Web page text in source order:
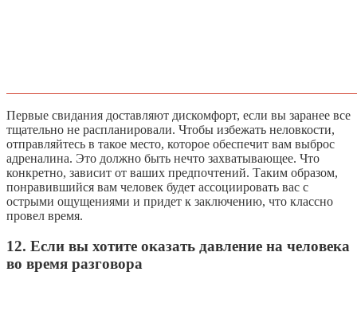
Первые свидания доставляют дискомфорт, если вы заранее все
тщательно не распланировали. Чтобы избежать неловкости,
отправляйтесь в такое место, которое обеспечит вам выброс
адреналина. Это должно быть нечто захватывающее. Что
конкретно, зависит от ваших предпочтений. Таким образом,
понравившийся вам человек будет ассоциировать вас с
острыми ощущениями и придет к заключению, что классно
провел время.
12. Если вы хотите оказать давление на человека
во время разговора